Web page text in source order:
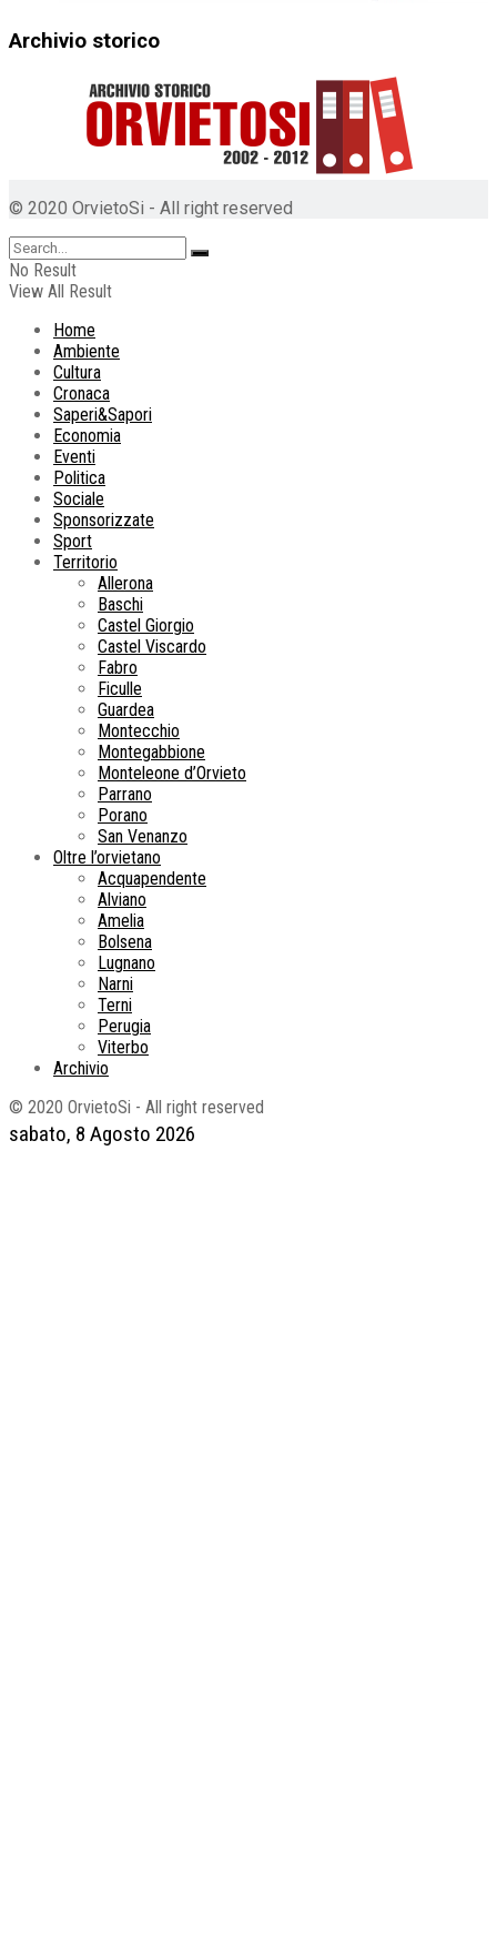
sabato, 8 Agosto 2026
Archivio storico
© 2020 OrvietoSi - All right reserved
No Result
View All Result
Home
Ambiente
Cultura
Cronaca
Saperi&Sapori
Economia
Eventi
Politica
Sociale
Sponsorizzate
Sport
Territorio
Allerona
Baschi
Castel Giorgio
Castel Viscardo
Fabro
Ficulle
Guardea
Montecchio
Montegabbione
Monteleone d’Orvieto
Parrano
Porano
San Venanzo
Oltre l’orvietano
Acquapendente
Alviano
Amelia
Bolsena
Lugnano
Narni
Terni
Perugia
Viterbo
Archivio
© 2020 OrvietoSi - All right reserved